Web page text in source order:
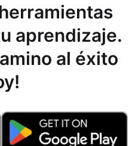
aprendizaje.
al éxito